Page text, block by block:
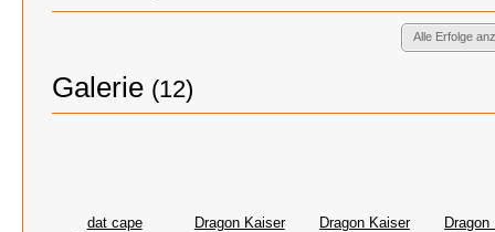
Alle Erfolge
Galerie (12)
dat cape Dragon Kaiser Dragon Kaiser